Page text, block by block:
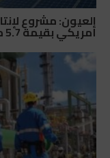
العيون: مشروع
أمريكي بقيمة 5.7 ملايين دولار